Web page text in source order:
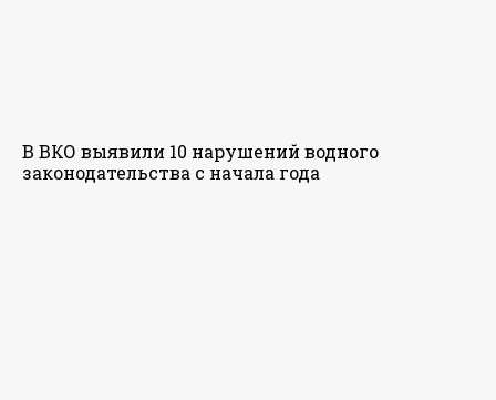
В ВКО выявили 10 нарушений водного
законодательства с начала года